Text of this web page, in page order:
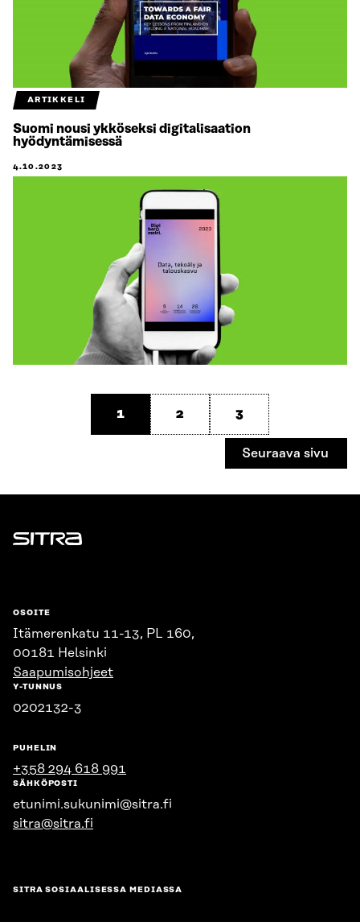
ARTIKKELI
Suomi nousi ykköseksi digitalisaation
hyödyntämisessä
4.10.2023
1 2 3
Seuraava sivu
Sitra
OSOITE
Itämerenkatu 11-13, PL 160,
00181 Helsinki
Saapumisohjeet
Y-TUNNUS
0202132-3
PUHELIN
+358 294 618 991
SÄHKÖPOSTI
etunimi.sukunimi@sitra.fi
sitra@sitra.fi
SITRA SOSIAALISESSA MEDIASSA